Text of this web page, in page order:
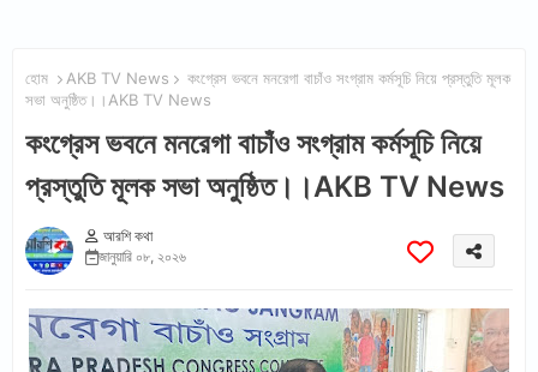
হোম AKB TV News
কংগ্রেস ভবনে মনরেগা বাচাঁও সংগ্রাম কর্মসূচি নিয়ে প্রস্তুতি মূলক
সভা অনুষ্ঠিত।।AKB TV News
কংগ্রেস ভবনে মনরেগা বাচাঁও সংগ্রাম কর্মসূচি নিয়ে
প্রস্তুতি মূলক সভা অনুষ্ঠিত।।AKB TV News
আরশি কথা
জানুয়ারি ০৮, ২০২৬